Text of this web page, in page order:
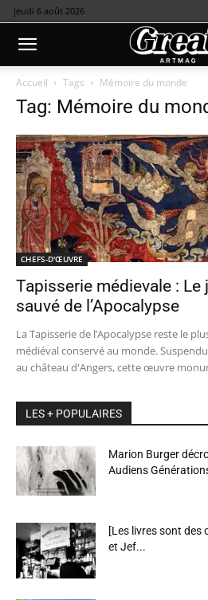
jeudi 6 août 2026
Accueil Tags Mémoire du monde
Tag: Mémoire du
CHEFS-D'ŒUVRE
Tapisserie médievale : Le
sauvé de l’Apocalypse
La Tapisserie de l’Apocalypse reste le
médiéval conservé au monde.
au château d'Angers, cette œuvre
LES + POPULAIRES
Marion Burger
Audiens
[Les livres sont des
et Jef...